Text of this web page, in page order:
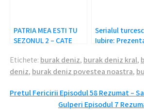
PATRIA MEA ESTI TU
SEZONUL 2 – CATE
Serialul
Iubire:
Etichete: burak deniz, burak deniz kral,
deniz, burak deniz povestea noastra,
Navigare
Pretul Fericirii Episodul 58 Rezumat –
Gulperi Episodul 7